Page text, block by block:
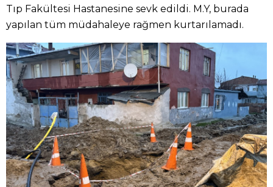
Tıp Fakültesi Hastanesine sevk edildi. M.Y, burada
yapılan tüm müdahaleye rağmen kurtarılamadı.